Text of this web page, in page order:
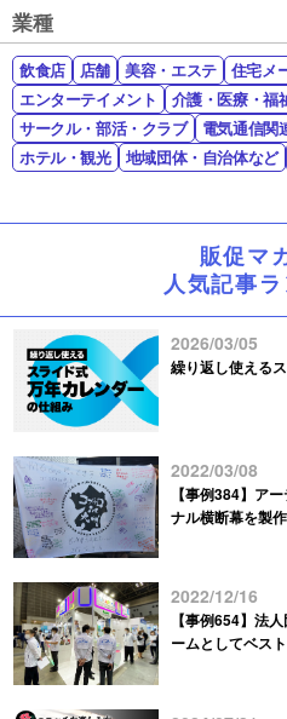
業種
飲食店 店舗 美容・エステ
住宅メ
エンターテイメント
介護・医療・福
サークル・部活・クラブ
電気通信関
ホテル・観光
地域団体・自治体など
販促マ
人気記事
2026/03/05
繰り返し使える
2022/03/08
【事例384】ア
ナル横断幕を製
2022/12/16
【事例654】法
ームとしてベス